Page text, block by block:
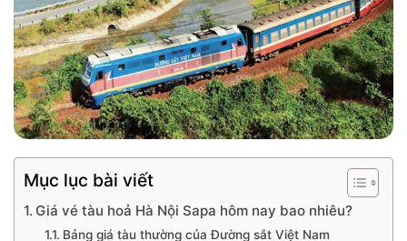
Mục lục bài viết
Giá vé tàu hoả Hà Nội Sapa hôm nay bao nhiêu?
Bảng giá tàu thường của Đường sắt Việt Nam